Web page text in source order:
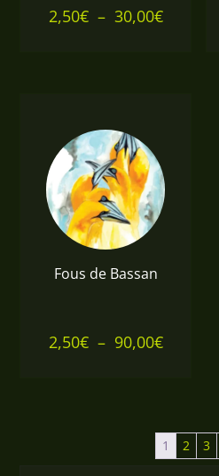
2,50€ – 30,00€Plage
30,00€
Fous de Bassan
2,50€ – 90,00€Plage
2,50€
1 2 3